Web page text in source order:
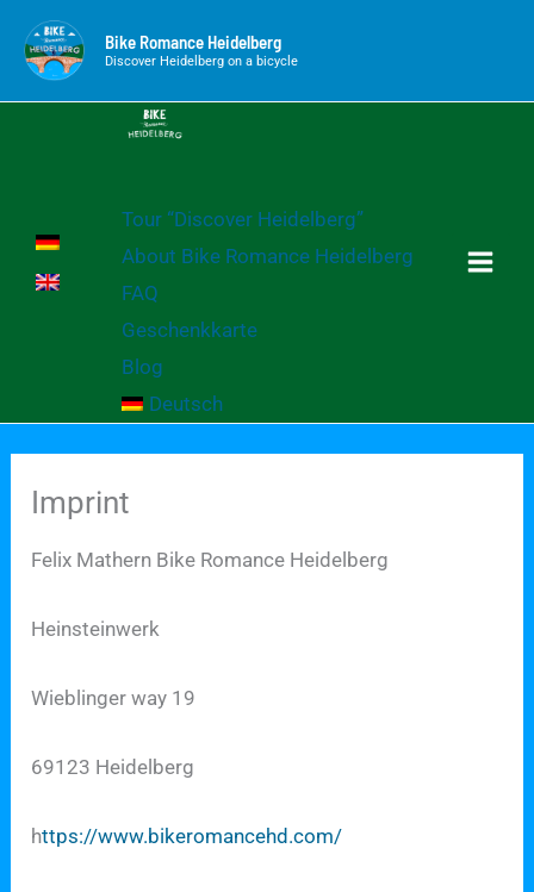
Bike Romance Heidelberg
Discover Heidelberg on a bicycle
Tour “Discover Heidelberg”
About Bike Romance Heidelberg
FAQ
Geschenkkarte
Blog
Deutsch
Imprint
Felix Mathern Bike Romance Heidelberg
Heinsteinwerk
Wieblinger way 19
69123 Heidelberg
https://www.bikeromancehd.com/